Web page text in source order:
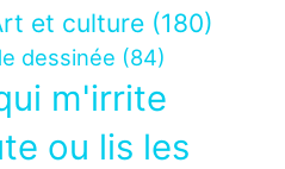
et culture (180)
dessinée (84)
m'irrite
ou lis les